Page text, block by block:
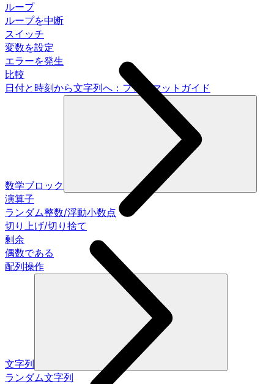
ループ
ループを中断
スイッチ
変数を設定
エラーを発生
比較
日付と時刻から文字列へ：フォーマットガイド
数学ブロック
演算子
ランダム整数/浮動小数点
切り上げ/切り捨て
剰余
偶数である
配列操作
文字列
ランダム文字列